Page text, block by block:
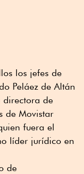
los jefes de
Peláez de Altán
directora de
de Movistar
fuera el
líder jurídico en
de